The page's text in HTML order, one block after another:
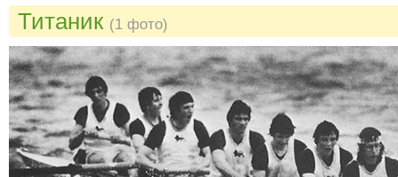
Титаник (1 фото)